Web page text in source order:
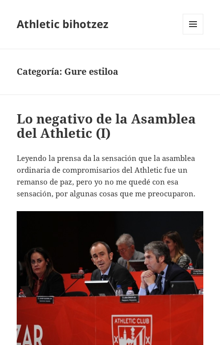
Athletic bihotzez
Categoría: Gure estiloa
Lo negativo de la Asamblea
del Athletic (I)
Leyendo la prensa da la sensación que la asamblea
ordinaria de compromisarios del Athletic fue un
remanso de paz, pero yo no me quedé con esa
sensación, por algunas cosas que me preocuparon.